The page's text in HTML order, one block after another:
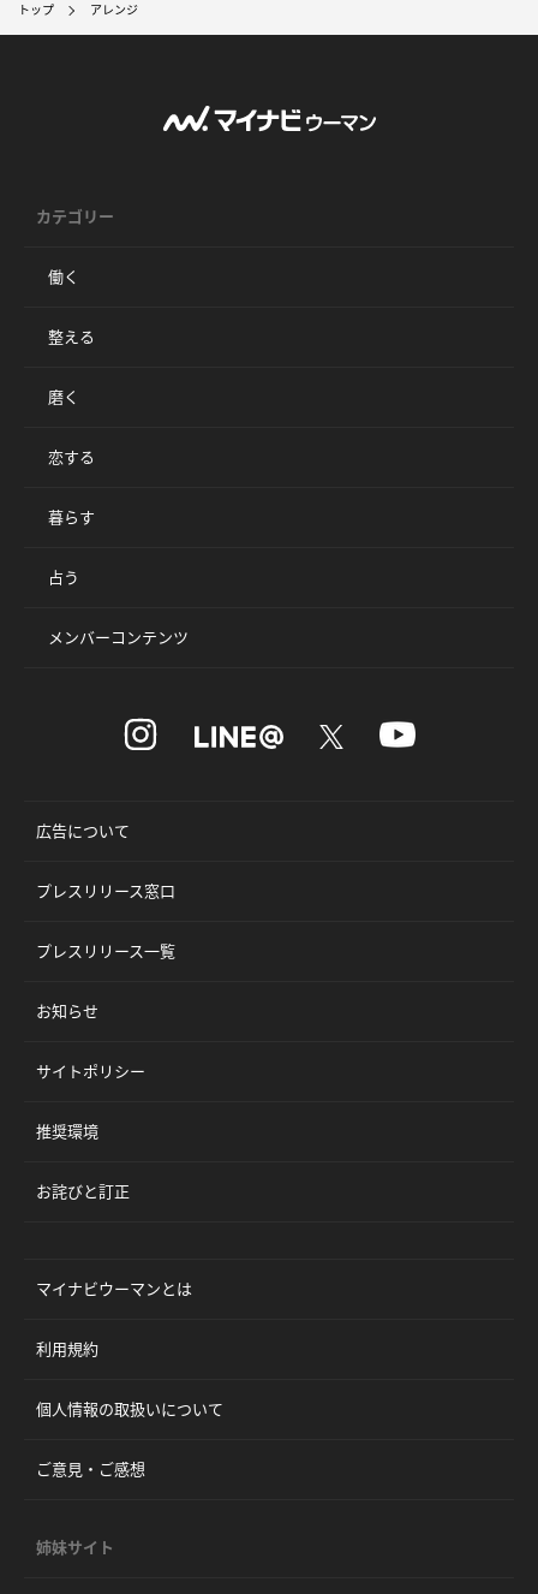
トップ アレンジ
カテゴリー
働く
整える
磨く
恋する
暮らす
占う
メンバーコンテンツ
広告について
プレスリリース窓口
プレスリリース一覧
お知らせ
サイトポリシー
推奨環境
お詫びと訂正
マイナビウーマンとは
利用規約
個人情報の取扱いについて
ご意見・ご感想
姉妹サイト